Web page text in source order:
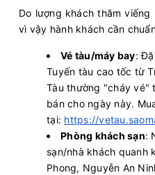
Do lượng khách thăm
vì vậy hành khách cần
Vé tàu/máy bay:
Tuyến tàu cao tốc từ
Tàu thường "cháy vé"
bán cho ngày này.
tại: https://
Phòng khách sạn:
sạn/nhà khách quanh
Phong, Nguyễn An